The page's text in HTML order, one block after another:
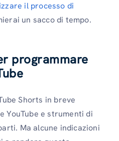
il processo di
un sacco di tempo.
programmare
Shorts in breve
YouTube e strumenti di
Ma alcune indicazioni